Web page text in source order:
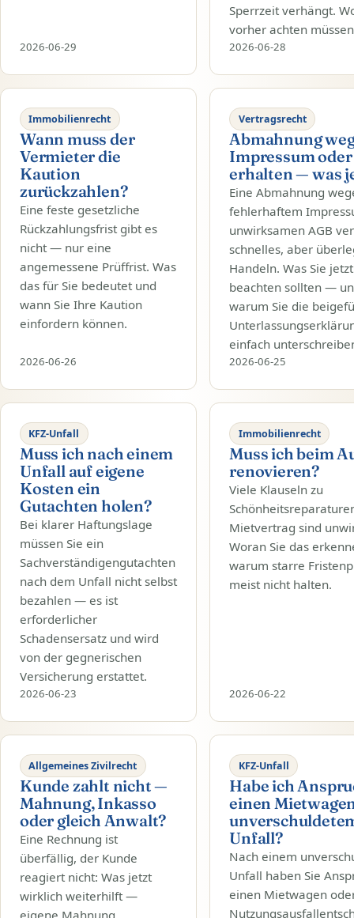
2026-06-29
Sperrzeit verhängt.
vorher achten
2026-06-28
Immobilienrecht
Wann muss der
Vermieter die
Kaution
zurückzahlen?
Eine feste gesetzliche
Rückzahlungsfrist gibt es
nicht — nur eine
angemessene Prüffrist. Was
das für Sie bedeutet und
wann Sie Ihre Kaution
einfordern können.
2026-06-26
Vertragsrecht
Abmahnung
Impressum oder
erhalten — was
Eine Abmahnung
fehlerhaftem
unwirksamen AGB
schnelles, aber
Handeln. Was Sie jetzt
beachten sollten —
warum Sie die
einfach
2026-06-25
KFZ-Unfall
Muss ich nach einem
Unfall auf eigene
Kosten ein
Gutachten holen?
Bei klarer Haftungslage
müssen Sie ein
Sachverständigengutachten
nach dem Unfall nicht selbst
bezahlen — es ist
erforderlicher
Schadensersatz und wird
von der gegnerischen
Versicherung erstattet.
2026-06-23
Immobilienrecht
Muss ich beim
renovieren?
Viele Klauseln zu
Mietvertrag sind
Woran Sie das
warum starre
meist nicht halten.
2026-06-22
Allgemeines Zivilrecht
Kunde zahlt nicht —
Mahnung, Inkasso
oder gleich Anwalt?
Eine Rechnung ist
überfällig, der Kunde
reagiert nicht: Was jetzt
wirklich weiterhilft —
eigene Mahnung,
KFZ-Unfall
Habe ich
einen
Unfall?
Nach einem
Unfall haben Sie
einen Mietwagen